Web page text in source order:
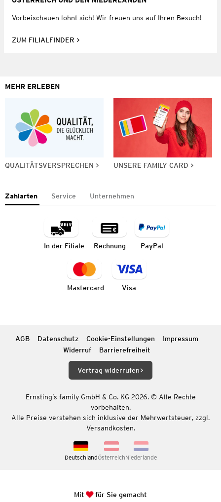
Vorbeischauen lohnt sich! Wir freuen uns auf Ihren Besuch!
ZUM FILIALFINDER
MEHR ERLEBEN
QUALITÄTSVERSPRECHEN UNSERE FAMILY CARD
Zahlarten Service Unternehmen
In der Filiale Rechnung PayPal
Mastercard Visa
AGB Datenschutz Cookie-Einstellungen
Impressum
Widerruf
Barrierefreiheit
Vertrag widerrufen
Ernsting’s family GmbH & Co. KG 2026. © Alle Rechte
vorbehalten.
Alle Preise verstehen sich inklusive der Mehrwertsteuer, zzgl.
Versandkosten.
DeutschlandÖsterreichNiederlande
Mit für Sie gemacht